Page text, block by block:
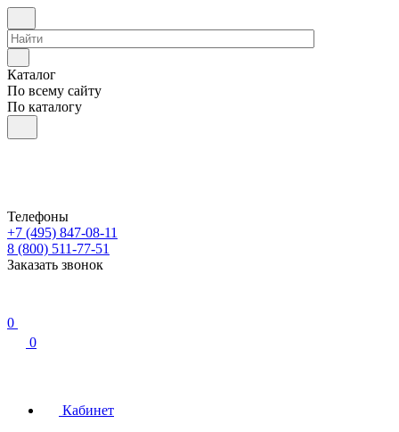
Каталог
По всему сайту
По каталогу
Телефоны
+7 (495) 847-08-11
8 (800) 511-77-51
Заказать звонок
0
0
Кабинет